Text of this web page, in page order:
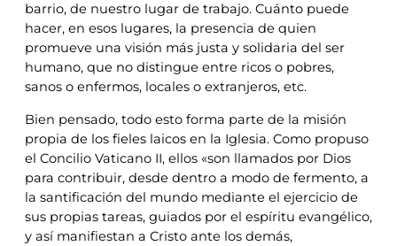
barrio, de nuestro lugar de trabajo. Cuánto puede
hacer, en esos lugares, la presencia de quien
promueve una visión más justa y solidaria del ser
humano, que no distingue entre ricos o pobres,
sanos o enfermos, locales o extranjeros, etc.
Bien pensado, todo esto forma parte de la misión
propia de los fieles laicos en la Iglesia. Como propuso
el Concilio Vaticano II, ellos «son llamados por Dios
para contribuir, desde dentro a modo de fermento, a
la santificación del mundo mediante el ejercicio de
sus propias tareas, guiados por el espíritu evangélico,
y así manifiestan a Cristo ante los demás,